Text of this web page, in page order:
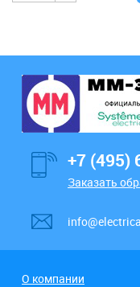
+7 (495)
Заказать
О компании